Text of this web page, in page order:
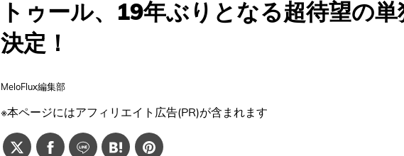
トゥール、19年ぶりとなる超待望の
決定！
MeloFlux編集部
※本ページにはアフィリエイト広告(PR)が含まれます